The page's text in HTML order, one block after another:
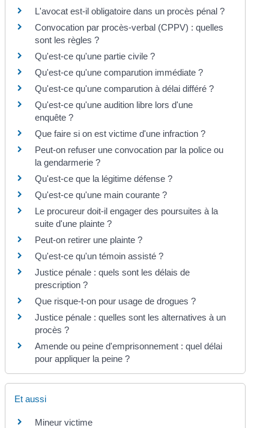
L'avocat est-il obligatoire dans un procès pénal ?
Convocation par procès-verbal (CPPV) : quelles
sont les règles ?
Qu'est-ce qu'une partie civile ?
Qu'est-ce qu'une comparution immédiate ?
Qu'est-ce qu'une comparution à délai différé ?
Qu'est-ce qu'une audition libre lors d'une
enquête ?
Que faire si on est victime d'une infraction ?
Peut-on refuser une convocation par la police ou
la gendarmerie ?
Qu'est-ce que la légitime défense ?
Qu'est-ce qu'une main courante ?
Le procureur doit-il engager des poursuites à la
suite d'une plainte ?
Peut-on retirer une plainte ?
Qu'est-ce qu'un témoin assisté ?
Justice pénale : quels sont les délais de
prescription ?
Que risque-t-on pour usage de drogues ?
Justice pénale : quelles sont les alternatives à un
procès ?
Amende ou peine d'emprisonnement : quel délai
pour appliquer la peine ?
Et aussi
Mineur victime